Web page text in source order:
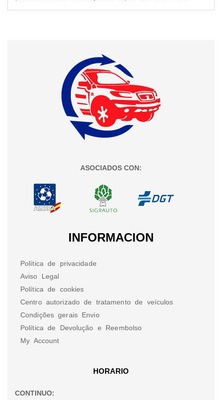
ASOCIADOS CON:
INFORMACION
Política de privacidade
Aviso Legal
Política de cookies
Centro autorizado de tratamento de veículos
Condições gerais Envio
Política de Devolução e Reembolso
My Account
HORARIO
CONTINUO: